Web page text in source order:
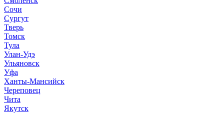
Сочи
Сургут
Тверь
Томск
Тула
Улан-Удэ
Ульяновск
Уфа
Ханты-Мансийск
Череповец
Чита
Якутск